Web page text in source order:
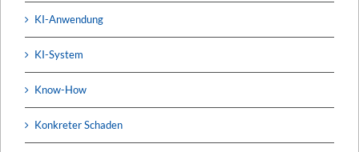
KI-Anwendung
KI-System
Know-How
Konkreter Schaden